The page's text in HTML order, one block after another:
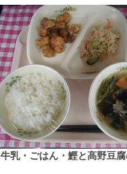
牛乳・ごはん・鰹と高野豆